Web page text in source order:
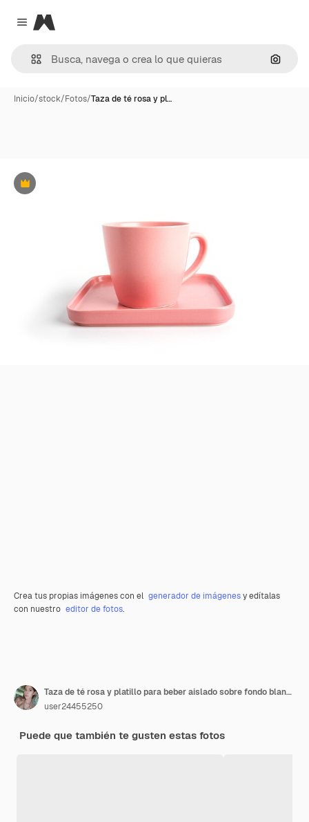
Close menu
Magnific
Inicio/stock/Fotos/Taza de té rosa y pl…
Premium
Crea tus propias imágenes con el generador de imágenesy edítalas
con nuestro editor de fotos.
Taza de té rosa y platillo para beber aislado sobre fondo blanco. Taza de café de cerámica o taza de cerca. Foto de alta calidad
user24455250
Puede que también te gusten estas fotos